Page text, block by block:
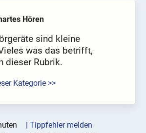
Hören
sind kleine
was das betrifft,
dieser Rubrik.
Kategorie >>
| Tippfehler melden